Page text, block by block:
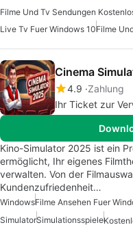
Live Tv Fuer Windows 10Filme
Cinema
4.9 Zahlung
Ihr Ticket zur
Kino-Simulator 2025 ist ein
ermöglicht, Ihr eigenes
verwalten. Von der
Kundenzufriedenheit…
WindowsFilme Ansehen Fuer
SimulatorSimulationsspiele